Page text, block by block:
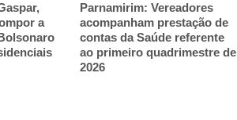
a
Parnamirim: Vereadores
acompanham prestação de
contas da Saúde referente
ao primeiro quadrimestre de
2026